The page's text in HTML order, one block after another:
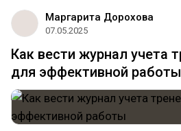
Маргарита Дорохова
07.05.2025
Как вести журнал учета
для эффективной работы